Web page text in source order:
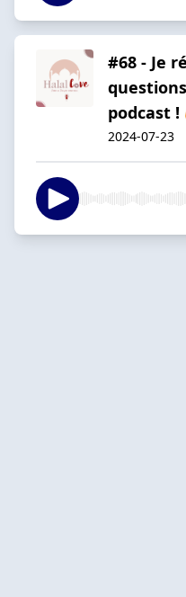
#68 - Je
podcast !
2024-07-23